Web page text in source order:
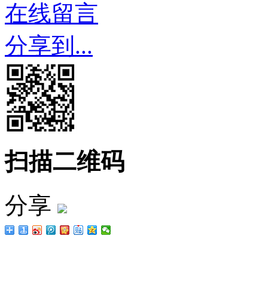
在线留言
分享到...
扫描二维码
分享